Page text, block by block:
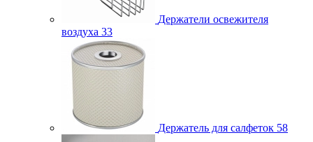
Держатели освежителя
воздуха 33
Держатель для салфеток 58